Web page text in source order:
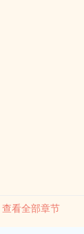
查看全部章节